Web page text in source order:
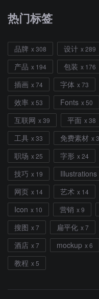
热门标签
品牌 x 308 设计 x 289
产品 x 194 包装 x 176
插画 x 74 字体 x 73
效率 x 53 Fonts x 50
互联网 x 39 平面 x 38
工具 x 33 免费素材 x
职场 x 25 字形 x 24
技巧 x 19 Illustrations
网页 x 14 艺术 x 14
Icon x 10 营销 x 9
搜图 x 7 扁平化 x 7
酒店 x 7 mockup x 6
教程 x 5